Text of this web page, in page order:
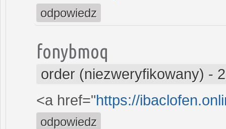
odpowiedz
fonybmoq
order (niezweryfikowany) -
<a href="https://
odpowiedz